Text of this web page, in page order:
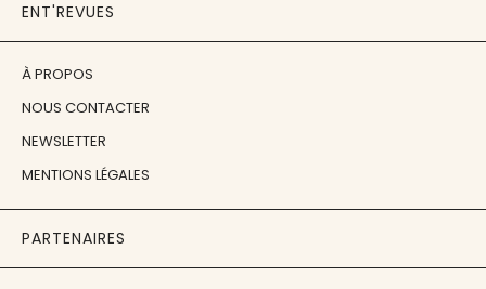
ENT'REVUES
À PROPOS
NOUS CONTACTER
NEWSLETTER
MENTIONS LÉGALES
PARTENAIRES